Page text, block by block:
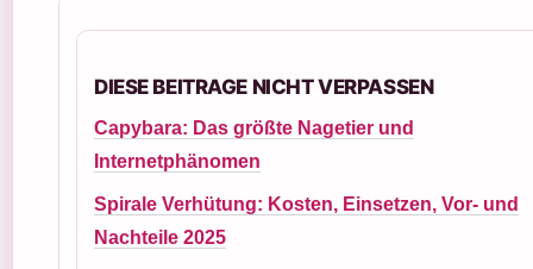
DIESE BEITRAGE NICHT VERPASSEN
Capybara: Das größte Nagetier und
Internetphänomen
Spirale Verhütung: Kosten, Einsetzen, Vor- und
Nachteile 2025